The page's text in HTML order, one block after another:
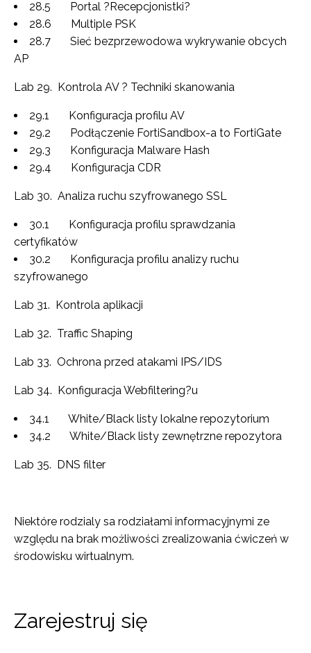
28.5 Portal ?Recepcjonistki?
28.6 Multiple PSK
28.7 Sieć bezprzewodowa wykrywanie obcych
AP
Lab 29. Kontrola AV ? Techniki skanowania
29.1 Konfiguracja profilu AV
29.2 Podłączenie FortiSandbox-a to FortiGate
29.3 Konfiguracja Malware Hash
29.4 Konfiguracja CDR
Lab 30. Analiza ruchu szyfrowanego SSL
30.1 Konfiguracja profilu sprawdzania
certyfikatów
30.2 Konfiguracja profilu analizy ruchu
szyfrowanego
Lab 31. Kontrola aplikacji
Lab 32. Traffic Shaping
Lab 33. Ochrona przed atakami IPS/IDS
Lab 34. Konfiguracja Webfiltering?u
34.1 White/Black listy lokalne repozytorium
34.2 White/Black listy zewnętrzne repozytora
Lab 35. DNS filter
Niektóre rodzialy sa rodziałami informacyjnymi ze
względu na brak możliwości zrealizowania ćwiczeń w
środowisku wirtualnym.
Zarejestruj się